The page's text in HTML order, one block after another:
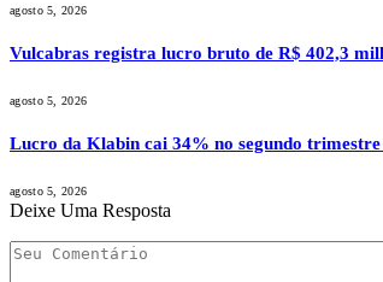
agosto 5, 2026
Vulcabras registra lucro bruto de R$ 402,3
agosto 5, 2026
Lucro da Klabin cai 34% no segundo trimestre
agosto 5, 2026
Deixe Uma Resposta